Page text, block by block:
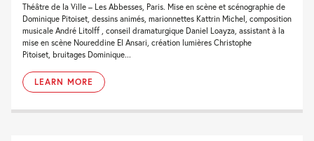
Théâtre de la Ville – Les Abbesses, Paris. Mise en scène et scénographie de
Dominique Pitoiset, dessins animés, marionnettes Kattrin Michel, composition
musicale André Litolff , conseil dramaturgique Daniel Loayza, assistant à la
mise en scène Noureddine El Ansari, création lumières Christophe
Pitoiset, bruitages Dominique...
LEARN MORE